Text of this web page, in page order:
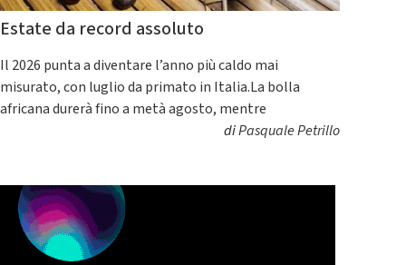
Estate da record assoluto
Il 2026 punta a diventare l’anno più caldo mai
misurato, con luglio da primato in Italia.La bolla
africana durerà fino a metà agosto, mentre
diPasquale Petrillo